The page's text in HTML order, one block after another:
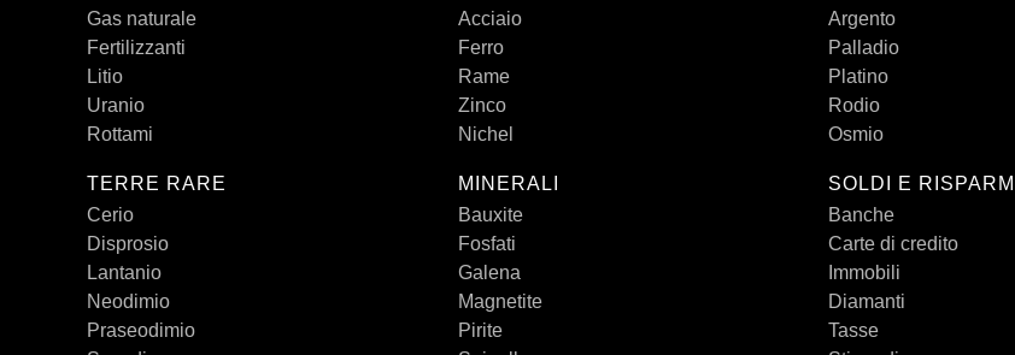
Gas naturale
Fertilizzanti
Litio
Uranio
Rottami
TERRE RARE
Cerio
Disprosio
Lantanio
Neodimio
Praseodimio
Acciaio
Ferro
Rame
Zinco
Nichel
MINERALI
Bauxite
Fosfati
Galena
Magnetite
Pirite
Argento
Palladio
Platino
Rodio
Osmio
SOLDI E RISPARMI
Banche
Carte di credito
Immobili
Diamanti
Tasse